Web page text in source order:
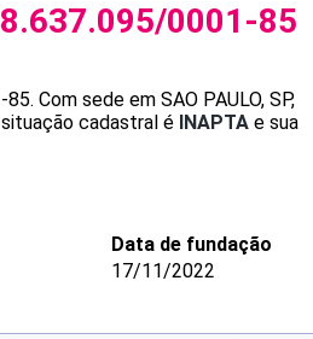
0001-85
85. Com sede em SAO PAULO, SP,
cadastral é INAPTA e sua
Data de fundação
17/11/2022